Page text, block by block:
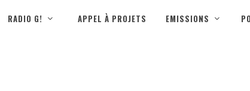
RADIO G! APPEL À PROJETS EMISSIONS